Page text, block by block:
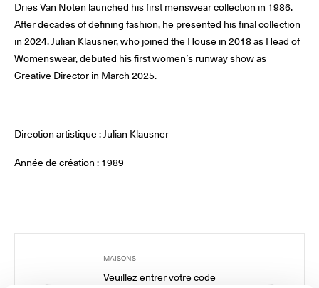
Dries Van Noten launched his first menswear collection in 1986.
After decades of defining fashion, he presented his final collection
in 2024. Julian Klausner, who joined the House in 2018 as Head of
Womenswear, debuted his first women’s runway show as
Creative Director in March 2025.
Direction artistique : Julian Klausner
Année de création : 1989
MAISONS
Veuillez entrer votre code
SPHERE - Paris Fashion Week® Showroom
Magazine - Insider
Les Maisons
Prochaines dates et précédentes éditions
Revisionner la Haute Couture Automne/Hiver 2026-2027
Le Calendrier Définitif de la Haute Couture Automne/Hiver
Les événements Haute Couture Week
Les Maisons du Calendrier de la Haute Couture Week
Les Maisons de Haute Joaillerie
Prochaines saisons et précédentes éditions
© Line Brusegan
© Tara Levy